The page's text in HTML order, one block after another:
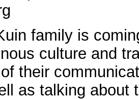
family is
culture and
their
as talking about